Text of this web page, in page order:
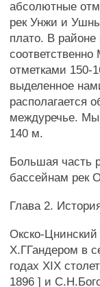
абсолютные
рек Унжи и
плато. В
отметками 150-
выделенное
располагается
междуречье. Мы
140 м.
Большая часть
бассейнам рек
Глава 2.
Окско-Цнинский
Х.ГГандером в
годах XIX
1896 ] и